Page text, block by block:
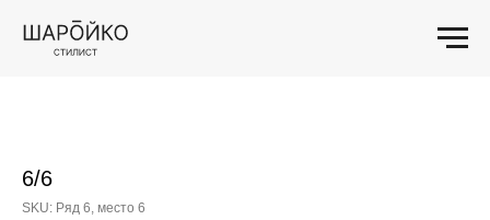
6/6
SKU: Ряд 6, место 6